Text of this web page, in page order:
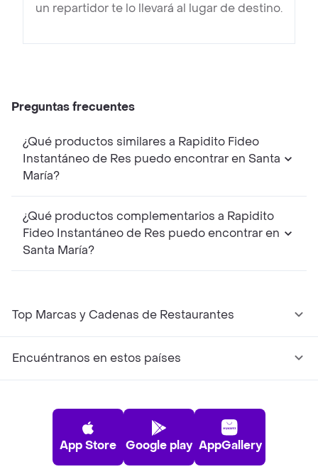
un repartidor te lo llevará al lugar de destino.
Preguntas frecuentes
¿Qué productos similares a Rapidito Fideo
Instantáneo de Res puedo encontrar en Santa
María?
¿Qué productos complementarios a Rapidito
Fideo Instantáneo de Res puedo encontrar en
Santa María?
Top Marcas y Cadenas de Restaurantes
Encuéntranos en estos países
App Store Google play AppGallery